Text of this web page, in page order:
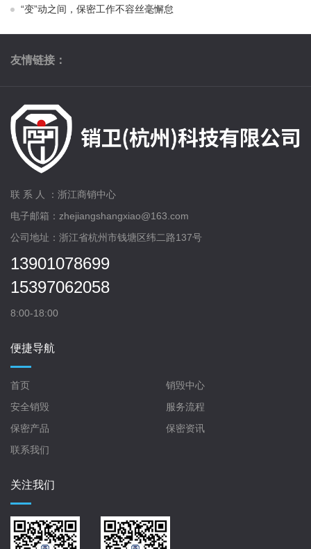
“变”动之间，保密工作不容丝毫懈怠
友情链接：
联 系 人 ：浙江商销中心
电子邮箱：zhejiangshangxiao@163.com
公司地址：浙江省杭州市钱塘区纬二路137号
13901078699
15397062058
8:00-18:00
便捷导航
首页
销毁中心
安全销毁
服务流程
保密产品
保密资讯
联系我们
关注我们